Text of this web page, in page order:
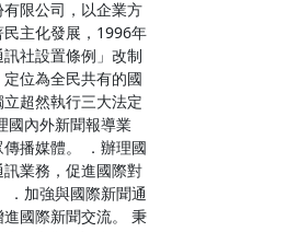
限公司，以企業方
主化發展，1996年
社設置條例」改制
位為全民共有的國
超然執行三大法定
國內外新聞報導業
播媒體。 ．辦理國
業務，促進國際對
．加強與國際新聞通
國際新聞交流。 秉